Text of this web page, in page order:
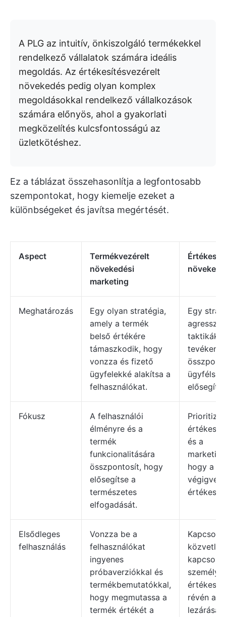
A PLG az intuitív, önkiszolgáló termékekkel
rendelkező vállalatok számára ideális
megoldás. Az értékesítésvezérelt
növekedés pedig olyan komplex
megoldásokkal rendelkező vállalkozások
számára előnyös, ahol a gyakorlati
megközelítés kulcsfontosságú az
üzletkötéshez.
Ez a táblázat összehasonlítja a legfontosabb
szempontokat, hogy kiemelje ezeket a
különbségeket és javítsa megértését.
Aspect
Termékvezérelt
növekedési
marketing
Meghatározás
Egy olyan stratégia,
amely a termék
belső értékére
támaszkodik, hogy
vonzza és fizető
ügyfelekké alakítsa a
felhasználókat.
Egy
Fókusz
A felhasználói
élményre és a
termék
funkcionalitására
összpontosít, hogy
elősegítse a
természetes
elfogadását.
és a
hogy a
Elsődleges
felhasználás
Vonzza be a
felhasználókat
ingyenes
próbaverziókkal és
termékbemutatókkal,
hogy megmutassa a
termék értékét a
közvetlen
révén az
lezárása